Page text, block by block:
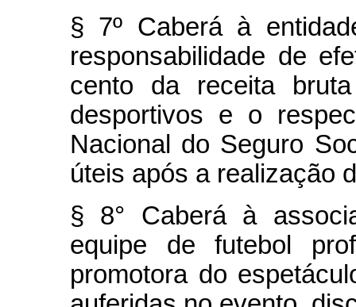
§ 7º Caberá à
responsabilidade de
cento da receita
desportivos e o
Nacional do Seguro
úteis após a realização
§ 8° Caberá à
equipe de futebol
promotora do